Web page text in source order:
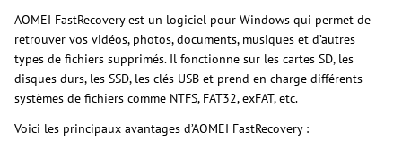
AOMEI FastRecovery est un logiciel pour Windows qui permet de
retrouver vos vidéos, photos, documents, musiques et d’autres
types de fichiers supprimés. Il fonctionne sur les cartes SD, les
disques durs, les SSD, les clés USB et prend en charge différents
systèmes de fichiers comme NTFS, FAT32, exFAT, etc.
Voici les principaux avantages d’AOMEI FastRecovery :